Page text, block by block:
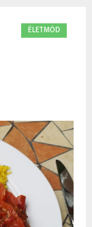
ÉLETMÓD